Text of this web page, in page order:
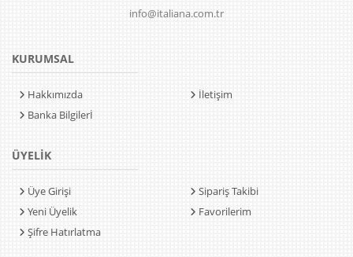
info@italiana.com.tr
KURUMSAL
Hakkımızda
Banka Bilgilerİ
İletişim
ÜYELİK
Üye Girişi
Yeni Üyelik
Şifre Hatırlatma
Sipariş Takibi
Favorilerim